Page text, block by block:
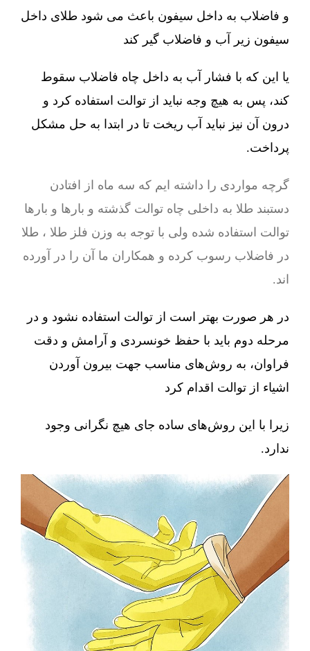
و فاضلاب به داخل سیفون باعث می شود طلای داخل
سیفون زیر آب و فاضلاب گیر کند
یا این که با فشار آب به داخل چاه فاضلاب سقوط
کند، پس به هیچ وجه نباید از توالت استفاده کرد و
درون آن نیز نباید آب ریخت تا در ابتدا به حل مشکل
پرداخت.
گرچه مواردی را داشته ایم که سه ماه از افتادن
دستبند طلا به داخلی چاه توالت گذشته و بارها و بارها
توالت استفاده شده ولی با توجه به وزن فلز طلا ، طلا
در فاضلاب رسوب کرده و همکاران ما آن را در آورده
اند.
در هر صورت بهتر است از توالت استفاده نشود و در
مرحله دوم باید با حفظ خونسردی و آرامش و دقت
فراوان، به روش‌های مناسب جهت بیرون آوردن
اشیاء از توالت اقدام کرد
زیرا با این روش‌های ساده جای هیچ نگرانی وجود
ندارد.